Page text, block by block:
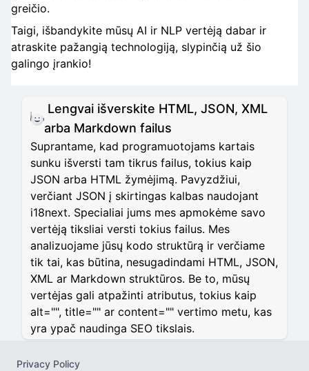
greičio.
Taigi, išbandykite mūsų AI ir NLP vertėją dabar ir
atraskite pažangią technologiją, slypinčią už šio
galingo įrankio!
Lengvai išverskite HTML, JSON, XML
arba Markdown failus
Suprantame, kad programuotojams kartais
sunku išversti tam tikrus failus, tokius kaip
JSON arba HTML žymėjimą. Pavyzdžiui,
verčiant JSON į skirtingas kalbas naudojant
i18next. Specialiai jums mes apmokėme savo
vertėją tiksliai versti tokius failus. Mes
analizuojame jūsų kodo struktūrą ir verčiame
tik tai, kas būtina, nesugadindami HTML, JSON,
XML ar Markdown struktūros. Be to, mūsų
vertėjas gali atpažinti atributus, tokius kaip
alt="", title="" ar content="" vertimo metu, kas
yra ypač naudinga SEO tikslais.
Privacy Policy